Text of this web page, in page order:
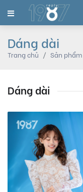
Dáng dài
Trang chủ Sản phẩm
Dáng dài